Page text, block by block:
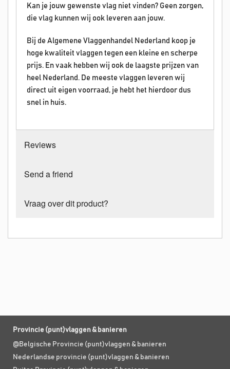
Kan je jouw gewenste vlag niet vinden? Geen zorgen,
die vlag kunnen wij ook leveren aan jouw.
Bij de Algemene Vlaggenhandel Nederland koop je
hoge kwaliteit vlaggen tegen een kleine en scherpe
prijs. En vaak hebben wij ook de laagste prijzen van
heel Nederland. De meeste vlaggen leveren wij
direct uit eigen voorraad, je hebt het hierdoor dus
snel in huis.
Reviews
Send a friend
Vraag over dit product?
Provincie (punt)vlaggen & banieren
@Belgische Provincie (punt)vlaggen & banieren
Nederlandse provincie (punt)vlaggen & banieren